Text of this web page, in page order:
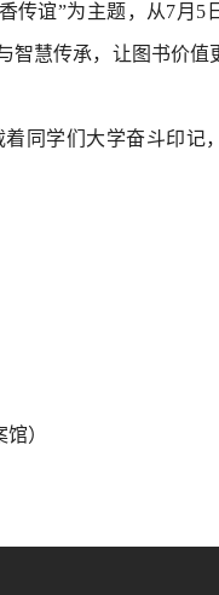
传谊”为主题，从7月5
智慧传承，让图书价值
同学们大学奋斗印记